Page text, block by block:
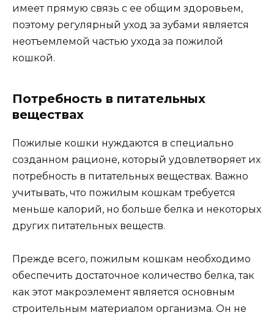
имеет прямую связь с ее общим здоровьем,
поэтому регулярный уход за зубами является
неотъемлемой частью ухода за пожилой
кошкой.
Потребность в питательных
веществах
Пожилые кошки нуждаются в специально
созданном рационе, который удовлетворяет их
потребность в питательных веществах. Важно
учитывать, что пожилым кошкам требуется
меньше калорий, но больше белка и некоторых
других питательных веществ.
Прежде всего, пожилым кошкам необходимо
обеспечить достаточное количество белка, так
как этот макроэлемент является основным
строительным материалом организма. Он не